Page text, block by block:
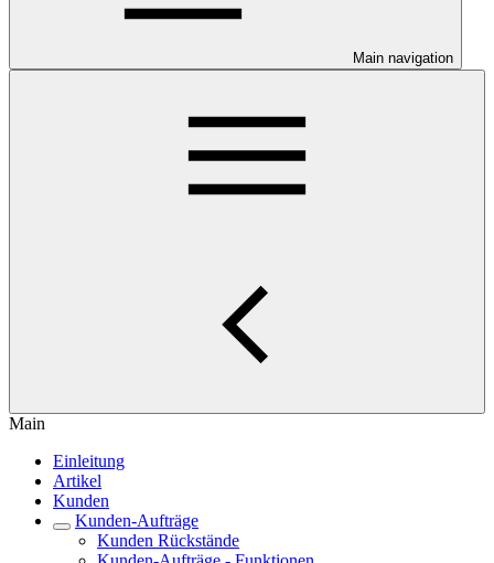
Main navigation
Main
Einleitung
Artikel
Kunden
Kunden-Aufträge
Kunden Rückstände